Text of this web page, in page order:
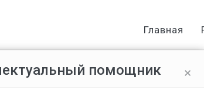
Главная
×
помощник